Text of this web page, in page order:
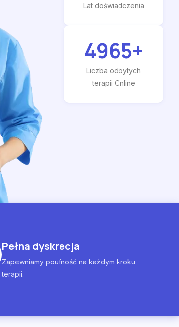
Lat doświadczenia
4965+
Liczba odbytych
terapii Online
Pełna dyskrecja
Zapewniamy poufność na każdym kroku
terapii.